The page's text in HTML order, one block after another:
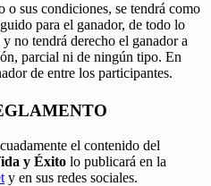
o sus condiciones, se tendrá como
para el ganador, de todo lo
no tendrá derecho el ganador a
parcial ni de ningún tipo. En
de entre los participantes.
el contenido del
y Éxito lo publicará en la
y en sus redes sociales.